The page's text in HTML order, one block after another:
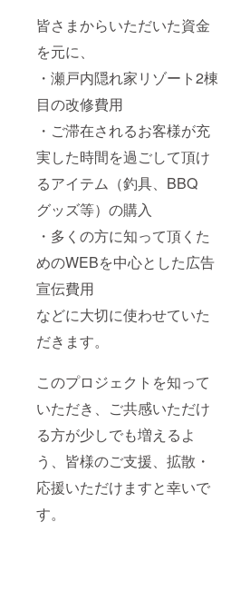
皆さまからいただいた資金
を元に、
・瀬戸内隠れ家リゾート2棟
目の改修費用
・ご滞在されるお客様が充
実した時間を過ごして頂け
るアイテム（釣具、BBQ
グッズ等）の購入
・多くの方に知って頂くた
めのWEBを中心とした広告
宣伝費用
などに大切に使わせていた
だきます。
このプロジェクトを知って
いただき、ご共感いただけ
る方が少しでも増えるよ
う、皆様のご支援、拡散・
応援いただけますと幸いで
す。